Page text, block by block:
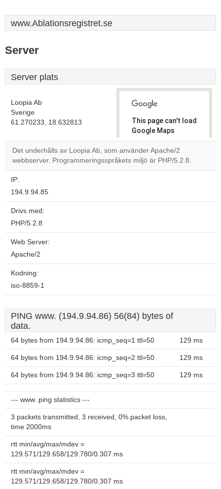
www.Ablationsregistret.se
Server
Server plats
Loopia Ab
Sverige
61.270233, 18.632813
This page can't load
Google Maps
correctly.
Do you
own this
OK
Det underhålls av Loopia Ab, som använder Apache/2
webbserver. Programmeringsspråkets miljö är PHP/5.2.8.
IP:
194.9.94.85
Drivs med:
PHP/5.2.8
Web Server:
Apache/2
Kodning:
iso-8859-1
PING www. (194.9.94.86) 56(84) bytes of
data.
64 bytes from 194.9.94.86: icmp_seq=1 ttl=50 129 ms
64 bytes from 194.9.94.86: icmp_seq=2 ttl=50 129 ms
64 bytes from 194.9.94.86: icmp_seq=3 ttl=50 129 ms
--- www. ping statistics ---
3 packets transmitted, 3 received, 0% packet loss,
time 2000ms
rtt min/avg/max/mdev =
129.571/129.658/129.780/0.307 ms
rtt min/avg/max/mdev =
129.571/129.658/129.780/0.307 ms